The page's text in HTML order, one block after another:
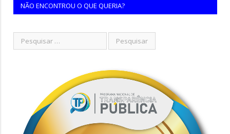
NÃO ENCONTROU O QUE QUERIA?